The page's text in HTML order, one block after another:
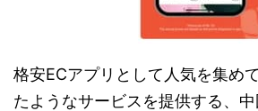
格安ECアプリとして人気を集め
たようなサービスを提供する、